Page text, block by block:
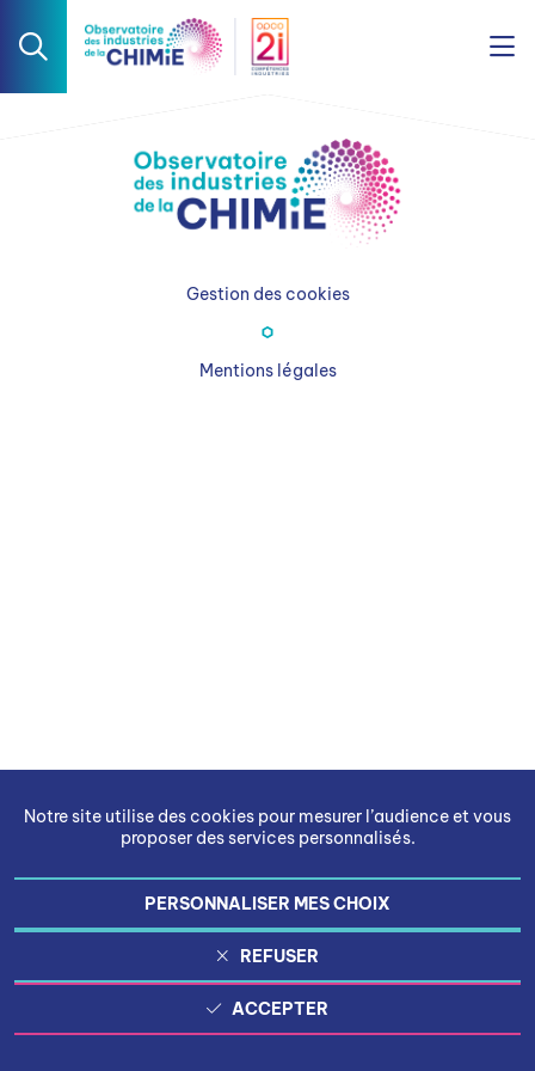
Notre site utilise des cookies pour mesurer l’audience et vous
proposer des services personnalisés.
PERSONNALISER MES CHOIX
REFUSER
ACCEPTER
Gestion des cookies
Mentions légales